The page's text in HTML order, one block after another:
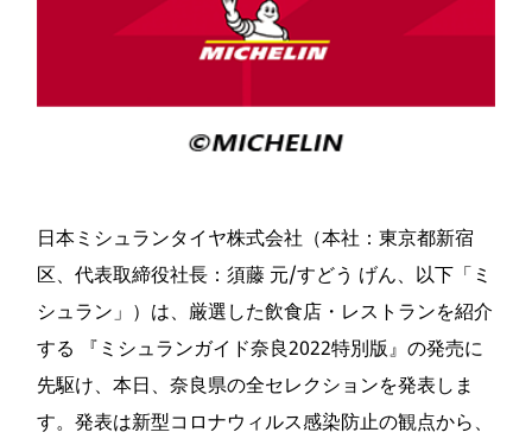
日本ミシュランタイヤ株式会社（本社：東京都新宿
区、代表取締役社長：須藤 元/すどう げん、以下「ミ
シュラン」）は、厳選した飲食店・レストランを紹介
する 『ミシュランガイド奈良2022特別版』の発売に
先駆け、本日、奈良県の全セレクションを発表しま
す。発表は新型コロナウィルス感染防止の観点から、